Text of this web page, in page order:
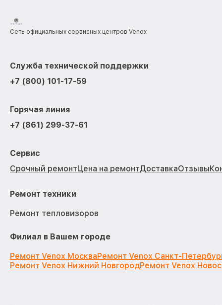
Сеть официальных сервисных центров Venox
Служба технической поддержки
+7 (800) 101-17-59
Горячая линия
+7 (861) 299-37-61
Сервис
Срочный ремонтЦена на ремонтДоставкаОтзывы
Ремонт техники
Ремонт тепловизоров
Филиал в Вашем городе
Ремонт Venox МоскваРемонт Venox Санкт-
Ремонт Venox Нижний НовгородРемонт Venox